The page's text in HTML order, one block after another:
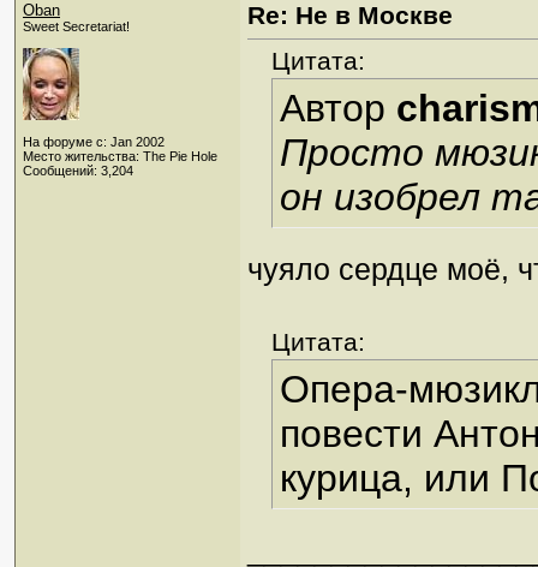
Oban
Sweet Secretariat!
На форуме с: Jan 2002
Место жительства: The Pie Hole
Сообщений: 3,204
Re: Не в Москве
Цитата:
Автор
Просто
он изобрел
чуяло сердце моё,
Цитата:
Опера-
повести
курица, или